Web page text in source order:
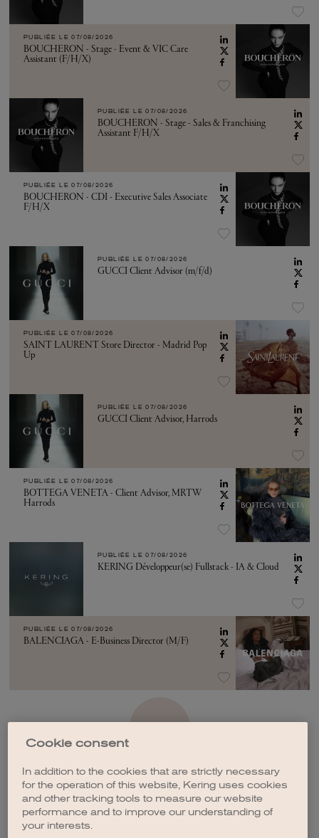
PUBLIÉE LE 07/08/2026
BOUCHERON - Stage - Event & VIC Care
Assistant (F/H/X)
PUBLIÉE LE 07/08/2026
BOUCHERON - Stage - Sales & Franchising
Assistant F/H/X
PUBLIÉE LE 07/08/2026
BOUCHERON - CDI - Executive Sales Associate
F/H/X
PUBLIÉE LE 07/08/2026
GUCCI Client Advisor (m/f/d)
PUBLIÉE LE 07/08/2026
SAINT LAURENT Store Director - Madrid Pop
Up
PUBLIÉE LE 07/08/2026
GUCCI Client Advisor, Harrods
PUBLIÉE LE 07/08/2026
BOTTEGA VENETA - Client Advisor, MRTW
Harrods
PUBLIÉE LE 07/08/2026
KERING Développeur(se) Fullstack - IA & Cloud
PUBLIÉE LE 07/08/2026
BALENCIAGA - E-Business Director (M/F)
CRÉER UNE ALERTE
Cookie consent
In addition to the cookies that are strictly necessary
for the operation of this website, Kering uses cookies
and other tracking tools to measure our website
performance and to improve our understanding of
your interests.